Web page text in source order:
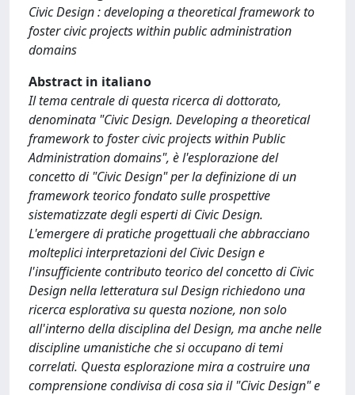
Civic Design : developing a theoretical framework to
foster civic projects within public administration
domains
Abstract in italiano
Il tema centrale di questa ricerca di dottorato,
denominata "Civic Design. Developing a theoretical
framework to foster civic projects within Public
Administration domains", è l'esplorazione del
concetto di "Civic Design" per la definizione di un
framework teorico fondato sulle prospettive
sistematizzate degli esperti di Civic Design.
L'emergere di pratiche progettuali che abbracciano
molteplici interpretazioni del Civic Design e
l'insufficiente contributo teorico del concetto di Civic
Design nella letteratura sul Design richiedono una
ricerca esplorativa su questa nozione, non solo
all'interno della disciplina del Design, ma anche nelle
discipline umanistiche che si occupano di temi
correlati. Questa esplorazione mira a costruire una
comprensione condivisa di cosa sia il "Civic Design" e